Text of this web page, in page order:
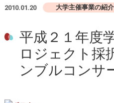
2010.01.20 大学主催事業の紹介
平成２１年度
ロジェクト採
ンブルコンサ